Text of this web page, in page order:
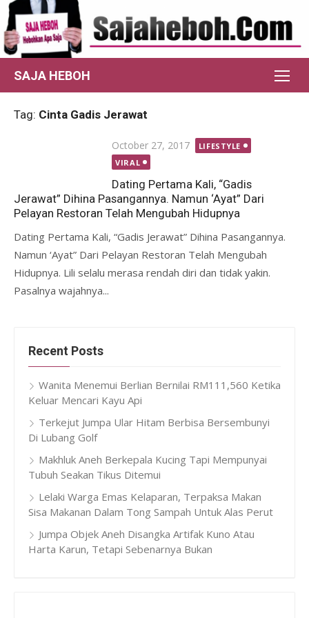
Skip
to
content
SAJA HEBOH
Tag: Cinta Gadis Jerawat
Posted
on
October 27, 2017
LIFESTYLE
VIRAL
Dating Pertama Kali, “Gadis
Jerawat” Dihina Pasangannya. Namun ‘Ayat” Dari
Pelayan Restoran Telah Mengubah Hidupnya
Dating Pertama Kali, “Gadis Jerawat” Dihina Pasangannya.
Namun ‘Ayat” Dari Pelayan Restoran Telah Mengubah
Hidupnya. Lili selalu merasa rendah diri dan tidak yakin.
Pasalnya wajahnya...
Recent Posts
Wanita Menemui Berlian Bernilai RM111,560 Ketika
Keluar Mencari Kayu Api
Terkejut Jumpa Ular Hitam Berbisa Bersembunyi
Di Lubang Golf
Makhluk Aneh Berkepala Kucing Tapi Mempunyai
Tubuh Seakan Tikus Ditemui
Lelaki Warga Emas Kelaparan, Terpaksa Makan
Sisa Makanan Dalam Tong Sampah Untuk Alas Perut
Jumpa Objek Aneh Disangka Artifak Kuno Atau
Harta Karun, Tetapi Sebenarnya Bukan